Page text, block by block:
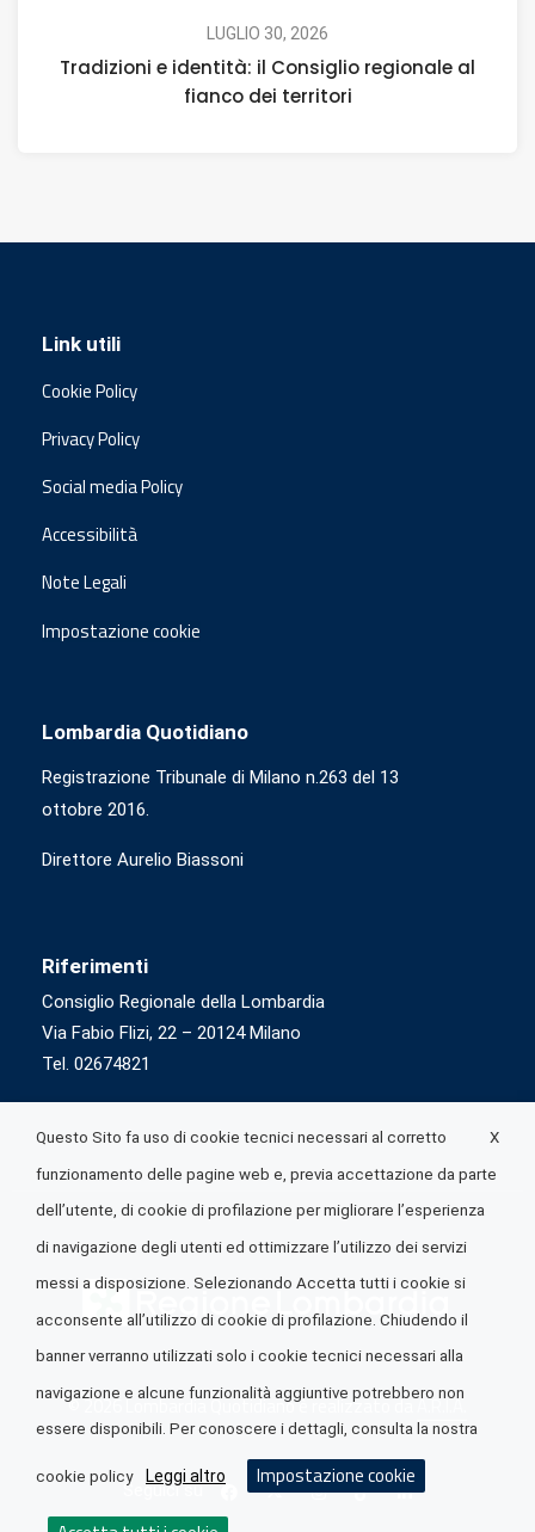
LUGLIO 30, 2026
Tradizioni e identità: il Consiglio regionale al
fianco dei territori
Link utili
Cookie Policy
Privacy Policy
Social media Policy
Accessibilità
Note Legali
Impostazione cookie
Lombardia Quotidiano
Registrazione Tribunale di Milano n.263 del 13
ottobre 2016.
Direttore Aurelio Biassoni
Riferimenti
Consiglio Regionale della Lombardia
Via Fabio Flizi, 22 – 20124 Milano
Tel. 02674821
© 2026 Lombardia Quotidiano è realizzato daA.R.I.A.
Seguici su
X
Questo Sito fa uso di cookie tecnici necessari al corretto
funzionamento delle pagine web e, previa accettazione da parte
dell’utente, di cookie di profilazione per migliorare l’esperienza
di navigazione degli utenti ed ottimizzare l’utilizzo dei servizi
messi a disposizione. Selezionando Accetta tutti i cookie si
acconsente all’utilizzo di cookie di profilazione. Chiudendo il
banner verranno utilizzati solo i cookie tecnici necessari alla
navigazione e alcune funzionalità aggiuntive potrebbero non
essere disponibili. Per conoscere i dettagli, consulta la nostra
cookie policy Leggi altro Impostazione cookie